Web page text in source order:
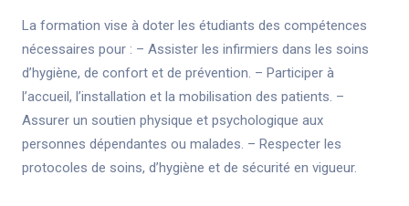
La formation vise à doter les étudiants des compétences
nécessaires pour : – Assister les infirmiers dans les soins
d’hygiène, de confort et de prévention. – Participer à
l’accueil, l’installation et la mobilisation des patients. –
Assurer un soutien physique et psychologique aux
personnes dépendantes ou malades. – Respecter les
protocoles de soins, d’hygiène et de sécurité en vigueur.